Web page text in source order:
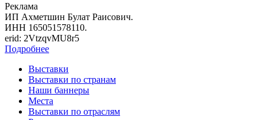
Реклама
ИП Ахметшин Булат Раисович.
ИНН 165051578110.
erid: 2VtzqvMU8r5
Подробнее
Выставки
Выставки по странам
Наши баннеры
Места
Выставки по отраслям